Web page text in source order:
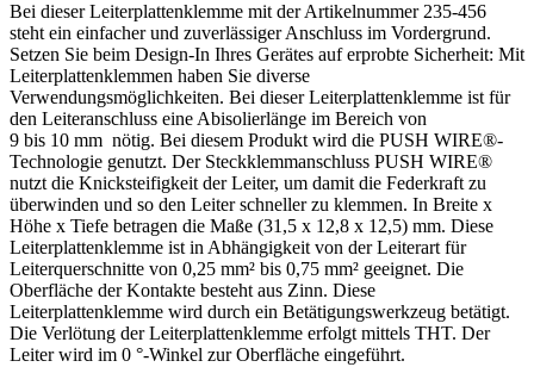
Bei dieser Leiterplattenklemme mit der Artikelnummer 235-456
steht ein einfacher und zuverlässiger Anschluss im Vordergrund.
Setzen Sie beim Design-In Ihres Gerätes auf erprobte Sicherheit: Mit
Leiterplattenklemmen haben Sie diverse
Verwendungsmöglichkeiten. Bei dieser Leiterplattenklemme ist für
den Leiteranschluss eine Abisolierlänge im Bereich von
9 bis 10 mm nötig. Bei diesem Produkt wird die PUSH WIRE®-
Technologie genutzt. Der Steckklemmanschluss PUSH WIRE®
nutzt die Knicksteifigkeit der Leiter, um damit die Federkraft zu
überwinden und so den Leiter schneller zu klemmen. In Breite x
Höhe x Tiefe betragen die Maße (31,5 x 12,8 x 12,5) mm. Diese
Leiterplattenklemme ist in Abhängigkeit von der Leiterart für
Leiterquerschnitte von 0,25 mm² bis 0,75 mm² geeignet. Die
Oberfläche der Kontakte besteht aus Zinn. Diese
Leiterplattenklemme wird durch ein Betätigungswerkzeug betätigt.
Die Verlötung der Leiterplattenklemme erfolgt mittels THT. Der
Leiter wird im 0 °-Winkel zur Oberfläche eingeführt.